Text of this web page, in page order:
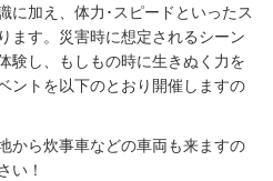
加え、体力･スピードといったス
ます。災害時に想定されるシーン
験し、もしもの時に生きぬく力を
ントを以下のとおり開催しますの
から炊事車などの車両も来ますの
い！